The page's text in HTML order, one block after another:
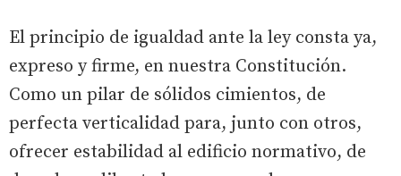
El principio de igualdad ante la ley consta ya,
expreso y firme, en nuestra Constitución.
Como un pilar de sólidos cimientos, de
perfecta verticalidad para, junto con otros,
ofrecer estabilidad al edificio normativo, de